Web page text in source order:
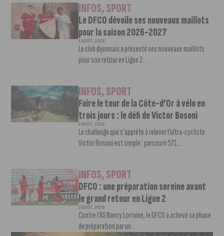
INFOS,SPORT
Le DFCO dévoile ses nouveaux maillots
pour la saison 2026-2027
6 AOÛT, 2026
Le club dijonnais a présenté ses nouveaux maillots
pour son retour en Ligue 2....
INFOS,SPORT
Faire le tour de la Côte-d’Or à vélo en
trois jours : le défi de Victor Bosoni
5 AOÛT, 2026
Le challenge que s’apprête à relever l’ultra-cycliste
Victor Bosoni est simple : parcourir 571...
INFOS,SPORT
DFCO : une préparation sereine avant
le grand retour en Ligue 2
3 AOÛT, 2026
Contre l’AS Nancy Lorraine, le DFCO a achevé sa phase
de préparation par un...